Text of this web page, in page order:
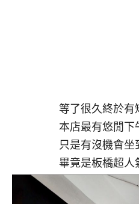
等了很久終於有
本店最有悠閒下
只是有沒機會
畢竟是板橋超人